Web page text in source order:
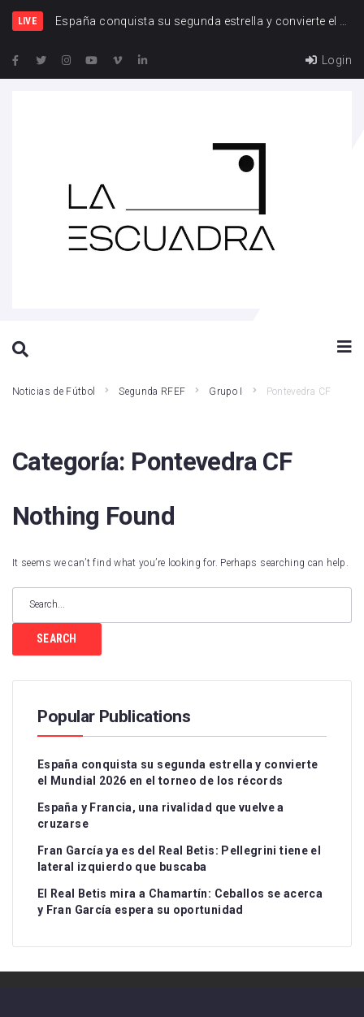
LIVE España y Francia, una rivalidad que vuelve a cruzarse
Login
Noticias de Fútbol Segunda RFEF Grupo I Pontevedra CF
Categoría: Pontevedra CF
Nothing Found
It seems we can’t find what you’re looking for. Perhaps searching can help.
SEARCH
Popular Publications
España conquista su segunda estrella y convierte
el Mundial 2026 en el torneo de los récords
España y Francia, una rivalidad que vuelve a
cruzarse
Fran García ya es del Real Betis: Pellegrini tiene el
lateral izquierdo que buscaba
El Real Betis mira a Chamartín: Ceballos se acerca
y Fran García espera su oportunidad